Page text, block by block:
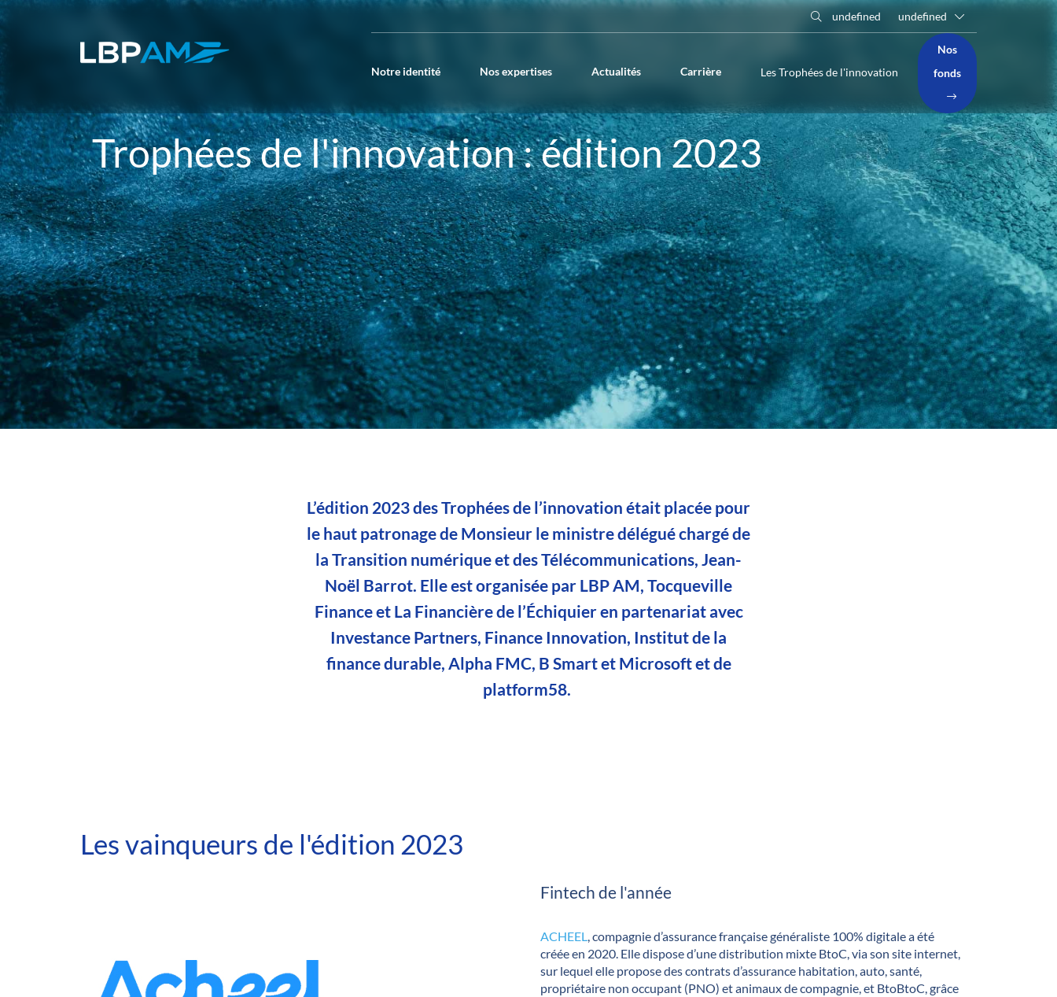
undefined undefined
Notre identité Nos expertises Actualités Carrière Les Trophées de l'innovation
Nos
fonds
Trophées de l'innovation : édition 2023
L’édition 2023 des Trophées de l’innovation était placée pour
le haut patronage de Monsieur le ministre délégué chargé de
la Transition numérique et des Télécommunications, Jean-
Noël Barrot. Elle est organisée par LBP AM, Tocqueville
Finance et La Financière de l’Échiquier en partenariat avec
Investance Partners, Finance Innovation, Institut de la
finance durable, Alpha FMC, B Smart et Microsoft et de
platform58.
Les vainqueurs de l'édition 2023
Fintech de l'année
ACHEEL, compagnie d’assurance française généraliste 100% digitale a été
créée en 2020. Elle dispose d’une distribution mixte BtoC, via son site internet,
sur lequel elle propose des contrats d’assurance habitation, auto, santé,
propriétaire non occupant (PNO) et animaux de compagnie, et BtoBtoC, grâce